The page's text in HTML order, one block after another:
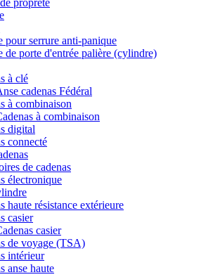
propreté
pour serrure anti-panique
de porte d'entrée palière (cylindre)
à clé
cadenas Fédéral
à combinaison
à combinaison
digital
connecté
de cadenas
électronique
haute résistance extérieure
casier
casier
de voyage (TSA)
intérieur
anse haute